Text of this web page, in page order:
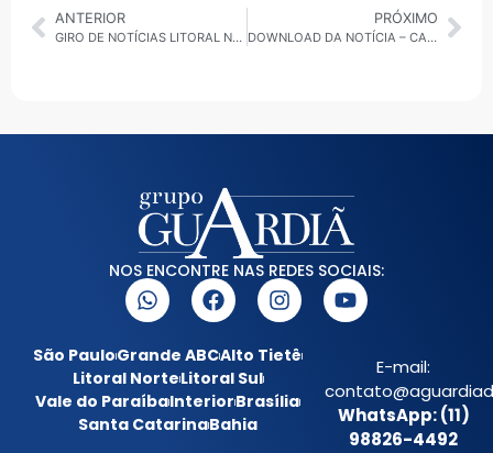
ANTERIOR
GIRO DE NOTÍCIAS LITORAL NORTE
PRÓXIMO
DOWNLOAD DA NOTÍCIA – CARAGUATATUBA AUTOMATIZA INSCRIÇÃO MUNICIPAL COM O FACILITA SP
NOS ENCONTRE NAS REDES SOCIAIS:
São PauloGrande ABCAlto Tietê
Litoral NorteLitoral Sul
Vale do ParaíbaInteriorBrasília
Santa CatarinaBahia
E-mail:
WhatsApp: (11)
98826-4492